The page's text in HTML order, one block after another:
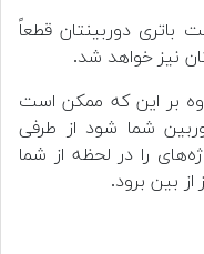
باتری دوربینتان قطعاً
نیز خواهد شد.
بر این که ممکن است
شما شود از طرفی
را در لحظه از شما
بین برود.